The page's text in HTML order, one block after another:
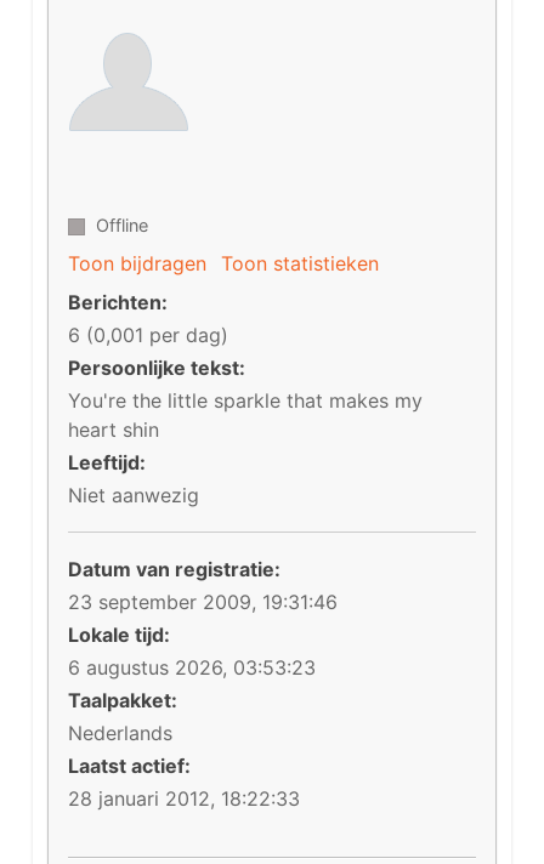
Offline
Toon bijdragen Toon statistieken
Berichten:
6 (0,001 per dag)
Persoonlijke tekst:
You're the little sparkle that makes my
heart shin
Leeftijd:
Niet aanwezig
Datum van registratie:
23 september 2009, 19:31:46
Lokale tijd:
6 augustus 2026, 03:53:23
Taalpakket:
Nederlands
Laatst actief:
28 januari 2012, 18:22:33